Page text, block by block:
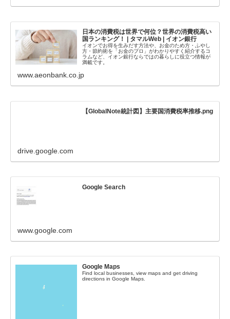
日本の消費税は世界で何位？世界の消費税高い
国ランキング！ | タマルWeb | イオン銀行
イオンでお得を生みだす方法や、お金のため方・ふやし
方・節約術を「お金のプロ」がわかりやすく紹介するコ
ラムなど、イオン銀行ならではの暮らしに役立つ情報が
満載です。
www.aeonbank.co.jp
【GlobalNote統計図】主要国消費税率推移.png
drive.google.com
Google Search
www.google.com
Google Maps
Find local businesses, view maps and get driving
directions in Google Maps.